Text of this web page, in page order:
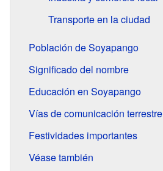
Transporte en la ciudad
Población de Soyapango
Significado del nombre
Educación en Soyapango
Vías de comunicación terrestre
Festividades importantes
Véase también